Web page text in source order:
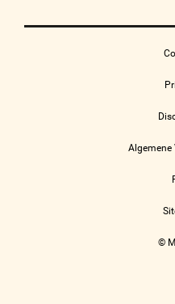
Algemene
©